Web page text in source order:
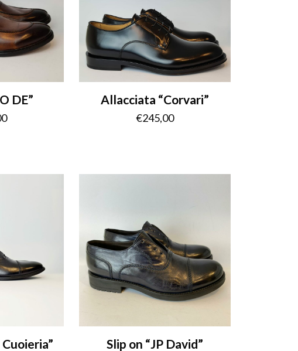
DE” Allacciata “Corvari”
€245,00
Slip on “JP David”